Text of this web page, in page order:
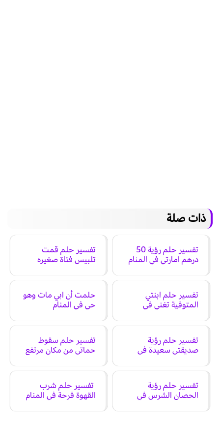
ذات صلة
تفسير حلم رؤية 50
درهم امارتي في المنام
تفسير حلم قمت
تلبيس فتاة صغيره
تفسير حلم ابنتي
المتوفية تغني في
حلمت أن ابي مات وهو
حي في المنام
تفسير حلم رؤية
صديقتي سعيدة في
تفسير حلم سقوط
حماتي من مكان مرتفع
تفسير حلم رؤية
الحصان الشرس في
تفسير حلم شرب
القهوة فرحة في المنام